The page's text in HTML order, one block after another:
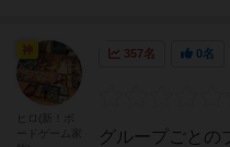
357名 0名
グループごとの
神